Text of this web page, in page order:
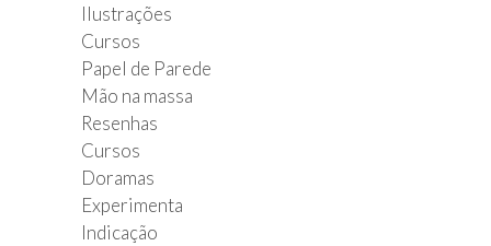
Ilustrações
Cursos
Papel de Parede
Mão na massa
Resenhas
Cursos
Doramas
Experimenta
Indicação